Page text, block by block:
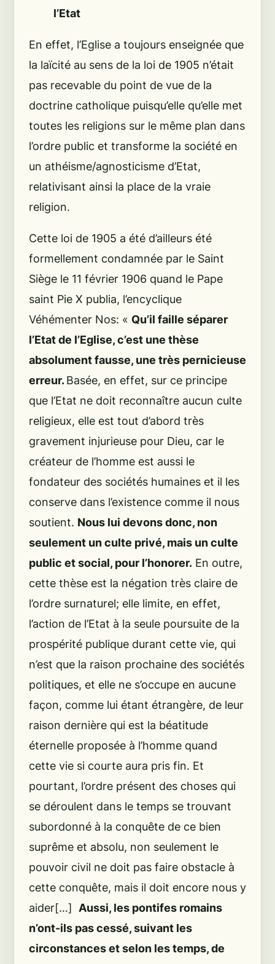
l’Etat
En effet, l’Eglise a toujours enseignée que
la laïcité au sens de la loi de 1905 n’était
pas recevable du point de vue de la
doctrine catholique puisqu’elle qu’elle met
toutes les religions sur le même plan dans
l’ordre public et transforme la société en
un athéisme/agnosticisme d’Etat,
relativisant ainsi la place de la vraie
religion.
Cette loi de 1905 a été d’ailleurs été
formellement condamnée par le Saint
Siège le 11 février 1906 quand le Pape
saint Pie X publia, l’encyclique
Véhémenter Nos: « Qu’il faille séparer
l’Etat de l’Eglise, c’est une thèse
absolument fausse, une très pernicieuse
erreur.Basée, en effet, sur ce principe
que l’Etat ne doit reconnaître aucun culte
religieux, elle est tout d’abord très
gravement injurieuse pour Dieu, car le
créateur de l’homme est aussi le
fondateur des sociétés humaines et il les
conserve dans l’existence comme il nous
soutient. Nous lui devons donc, non
seulement un culte privé, mais un culte
public et social, pour l’honorer. En outre,
cette thèse est la négation très claire de
l’ordre surnaturel; elle limite, en effet,
l’action de l’Etat à la seule poursuite de la
prospérité publique durant cette vie, qui
n’est que la raison prochaine des sociétés
politiques, et elle ne s’occupe en aucune
façon, comme lui étant étrangère, de leur
raison dernière qui est la béatitude
éternelle proposée à l’homme quand
cette vie si courte aura pris fin. Et
pourtant, l’ordre présent des choses qui
se déroulent dans le temps se trouvant
subordonné à la conquête de ce bien
suprême et absolu, non seulement le
pouvoir civil ne doit pas faire obstacle à
cette conquête, mais il doit encore nous y
aider[…] Aussi, les pontifes romains
n’ont-ils pas cessé, suivant les
circonstances et selon les temps, de